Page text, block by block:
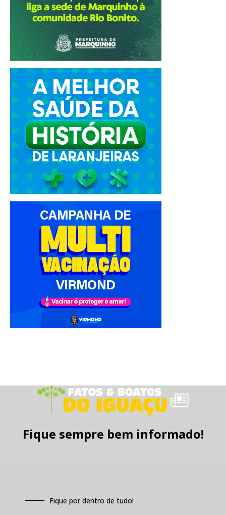
Fique sempre bem informado!
Fique por dentro de tudo!